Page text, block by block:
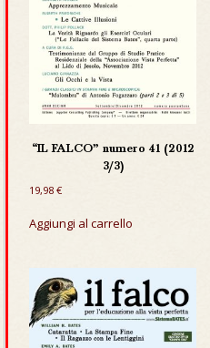
“IL FALCO” numero 41 (2012
3/3)
19,98€
Aggiungi al carrello